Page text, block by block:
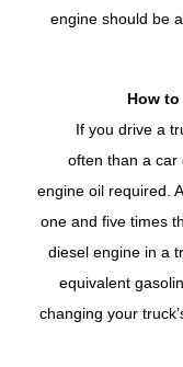
engine should be
How
If you drive a
often than a car
engine oil required.
one and five times
diesel engine in a
equivalent
changing your